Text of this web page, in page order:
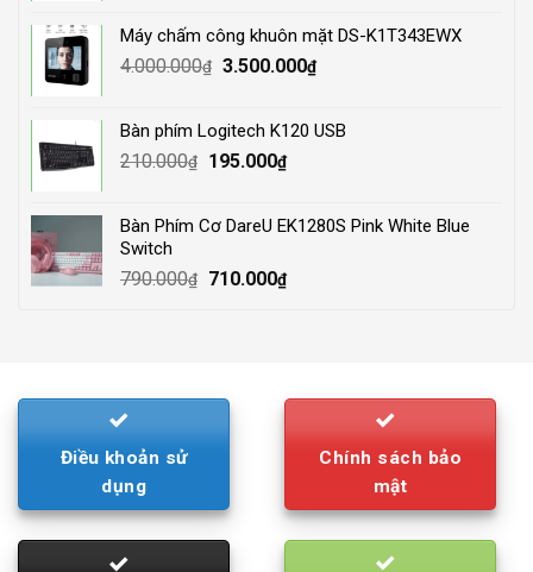
3.500.000₫.2.800.000₫.
Máy chấm công khuôn mặt DS-K1T343EWX
4.000.000₫ Original
4.000.000₫.
3.500.000₫Current
3.500.000₫.
Bàn phím Logitech K120 USB
210.000₫
Original
210.000₫.
195.000₫Current
195.000₫.
Bàn Phím Cơ DareU EK1280S Pink White Blue
Switch
790.000₫
Original
710.000₫Current
Điều khoản sử
dụng
Chính sách bảo
mật